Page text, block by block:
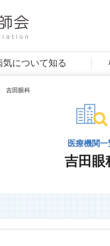
気について知る
吉田眼科
医療機関一
吉田眼